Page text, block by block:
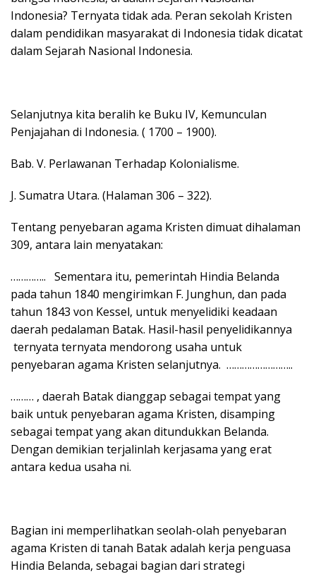
Indonesia? Ternyata tidak ada. Peran sekolah Kristen
dalam pendidikan masyarakat di Indonesia tidak dicatat
dalam Sejarah Nasional Indonesia.
Selanjutnya kita beralih ke Buku IV, Kemunculan
Penjajahan di Indonesia. ( 1700 – 1900).
Bab. V. Perlawanan Terhadap Kolonialisme.
J. Sumatra Utara. (Halaman 306 – 322).
Tentang penyebaran agama Kristen dimuat dihalaman
309, antara lain menyatakan:
………….. Sementara itu, pemerintah Hindia Belanda
pada tahun 1840 mengirimkan F. Junghun, dan pada
tahun 1843 von Kessel, untuk menyelidiki keadaan
daerah pedalaman Batak. Hasil-hasil penyelidikannya
ternyata ternyata mendorong usaha untuk
penyebaran agama Kristen selanjutnya. ……………………..
……… , daerah Batak dianggap sebagai tempat yang
baik untuk penyebaran agama Kristen, disamping
sebagai tempat yang akan ditundukkan Belanda.
Dengan demikian terjalinlah kerjasama yang erat
antara kedua usaha ni.
Bagian ini memperlihatkan seolah-olah penyebaran
agama Kristen di tanah Batak adalah kerja penguasa
Hindia Belanda, sebagai bagian dari strategi